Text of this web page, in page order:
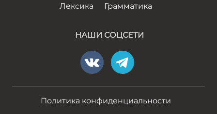
Лексика Грамматика
НАШИ СОЦСЕТИ
Политика конфиденциальности